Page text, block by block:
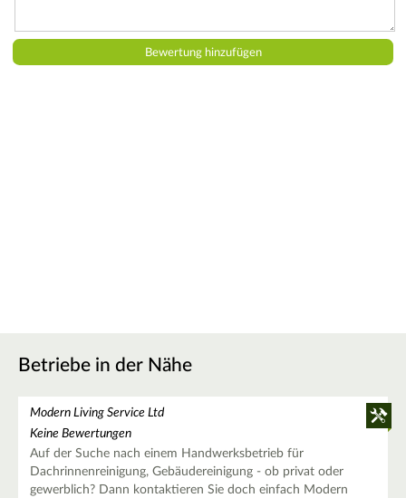
Betriebe in der Nähe
Modern Living Service Ltd
Keine Bewertungen
Auf der Suche nach einem Handwerksbetrieb für
Dachrinnenreinigung, Gebäudereinigung - ob privat oder
gewerblich? Dann kontaktieren Sie doch einfach Modern